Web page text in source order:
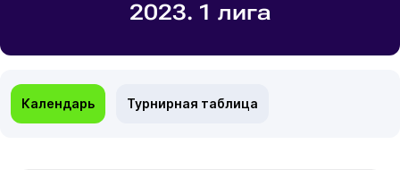
2023. 1 лига
Календарь Турнирная таблица